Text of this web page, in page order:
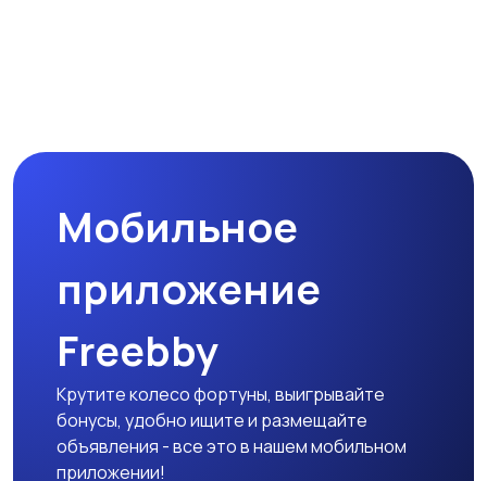
Бутербродницы,
тостеры
Кухонные комбайны,
Мобильное
приложение
Freebby
Крутите колесо фортуны, выигрывайте
бонусы, удобно ищите и размещайте
объявления - все это в нашем мобильном
приложении!